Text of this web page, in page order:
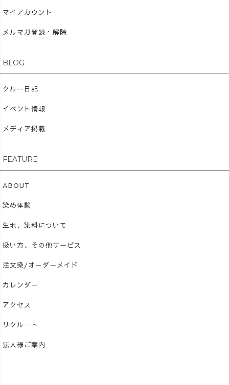
マイアカウント
メルマガ登録・解除
BLOG
クルー日記
イベント情報
メディア掲載
FEATURE
ABOUT
染め体験
生地、染料について
扱い方、その他サービス
注文染/オーダーメイド
カレンダー
アクセス
リクルート
法人様ご案内